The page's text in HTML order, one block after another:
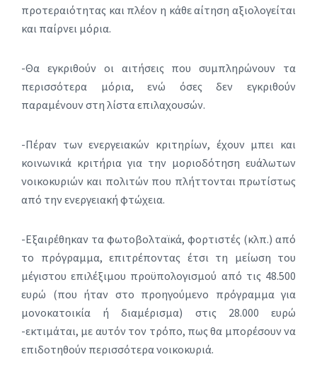
προτεραιότητας και πλέον η κάθε αίτηση αξιολογείται
και παίρνει μόρια.
-Θα εγκριθούν οι αιτήσεις που συμπληρώνουν τα
περισσότερα μόρια, ενώ όσες δεν εγκριθούν
παραμένουν στη λίστα επιλαχουσών.
-Πέραν των ενεργειακών κριτηρίων, έχουν μπει και
κοινωνικά κριτήρια για την μοριοδότηση ευάλωτων
νοικοκυριών και πολιτών που πλήττονται πρωτίστως
από την ενεργειακή φτώχεια.
-Εξαιρέθηκαν τα φωτοβολταϊκά, φορτιστές (κλπ.) από
το πρόγραμμα, επιτρέποντας έτσι τη μείωση του
μέγιστου επιλέξιμου προϋπολογισμού από τις 48.500
ευρώ (που ήταν στο προηγούμενο πρόγραμμα για
μονοκατοικία ή διαμέρισμα) στις 28.000 ευρώ
-εκτιμάται, με αυτόν τον τρόπο, πως θα μπορέσουν να
επιδοτηθούν περισσότερα νοικοκυριά.